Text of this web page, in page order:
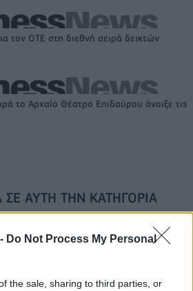
Do Not Process My Personal
the sale, sharing to third parties, or
τον ΟΤΕ στη διεθνή σειρά δεικτών
το Αρχαίο Θέατρο Επιδαύρου άνοιξε τις
ΣΕ ΑΥΤΉ ΤΗΝ ΚΑΤΗΓΟΡΊΑ